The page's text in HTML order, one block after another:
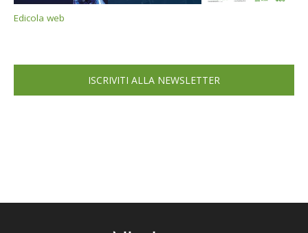
Edicola web
ISCRIVITI ALLA NEWSLETTER